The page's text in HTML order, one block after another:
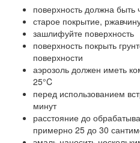
поверхность должна быть
старое покрытие,
зашлифуйте поверхность
поверхность покрыть
поверхности
аэрозоль должен иметь
25°C
перед использованием
минут
расстояние до
примерно 25 до 30